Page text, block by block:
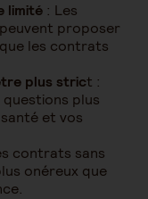
limité : Les
proposer
les contrats
plus strict :
plus
et vos
contrats sans
onéreux que